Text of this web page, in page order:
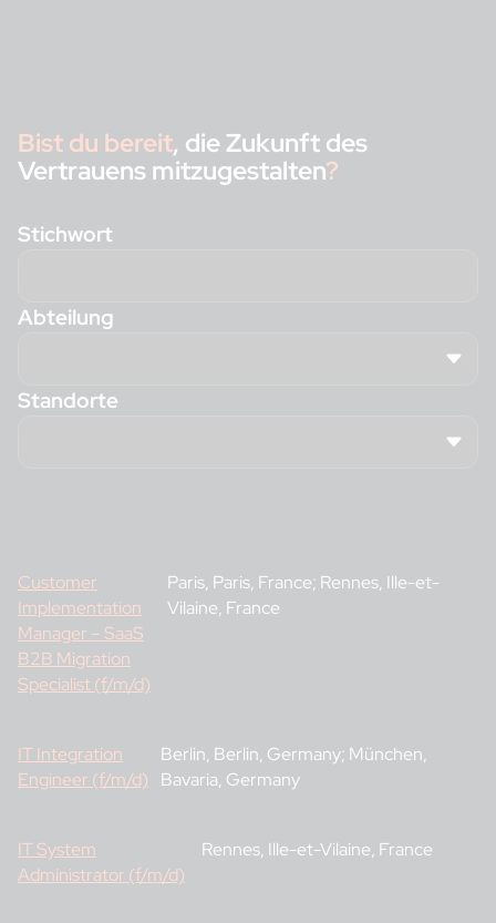
Bist du bereit, die Zukunft des
Vertrauens mitzugestalten?
Stichwort
Abteilung
Standorte
Customer
Implementation
Manager – SaaS
B2B Migration
Specialist (f/m/d)
Paris, Paris, France; Rennes, Ille-et-
Vilaine, France
IT Integration
Engineer (f/m/d)
Berlin, Berlin, Germany; München,
Bavaria, Germany
IT System
Administrator (f/m/d)
Rennes, Ille-et-Vilaine, France